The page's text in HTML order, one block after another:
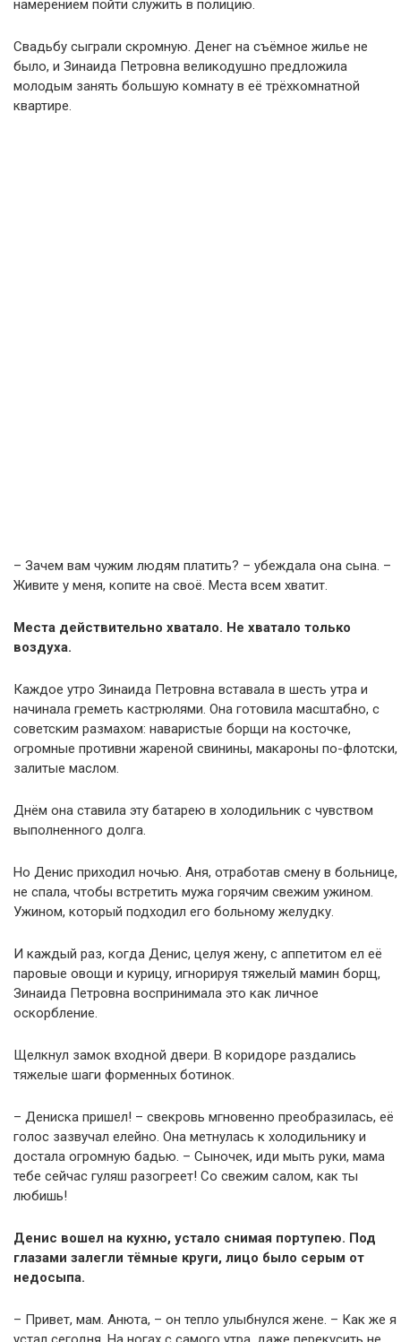
намерением пойти служить в полицию.
Свадьбу сыграли скромную. Денег на съёмное жилье не
было, и Зинаида Петровна великодушно предложила
молодым занять большую комнату в её трёхкомнатной
квартире.
– Зачем вам чужим людям платить? – убеждала она сына. –
Живите у меня, копите на своё. Места всем хватит.
Места действительно хватало. Не хватало только
воздуха.
Каждое утро Зинаида Петровна вставала в шесть утра и
начинала греметь кастрюлями. Она готовила масштабно, с
советским размахом: наваристые борщи на косточке,
огромные противни жареной свинины, макароны по-флотски,
залитые маслом.
Днём она ставила эту батарею в холодильник с чувством
выполненного долга.
Но Денис приходил ночью. Аня, отработав смену в больнице,
не спала, чтобы встретить мужа горячим свежим ужином.
Ужином, который подходил его больному желудку.
И каждый раз, когда Денис, целуя жену, с аппетитом ел её
паровые овощи и курицу, игнорируя тяжелый мамин борщ,
Зинаида Петровна воспринимала это как личное
оскорбление.
Щелкнул замок входной двери. В коридоре раздались
тяжелые шаги форменных ботинок.
– Дениска пришел! – свекровь мгновенно преобразилась, её
голос зазвучал елейно. Она метнулась к холодильнику и
достала огромную бадью. – Сыночек, иди мыть руки, мама
тебе сейчас гуляш разогреет! Со свежим салом, как ты
любишь!
Денис вошел на кухню, устало снимая портупею. Под
глазами залегли тёмные круги, лицо было серым от
недосыпа.
– Привет, мам. Анюта, – он тепло улыбнулся жене. – Как же я